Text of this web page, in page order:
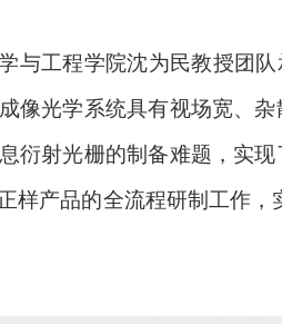
与工程学院沈为民教授团
像光学系统具有视场宽、
衍射光栅的制备难题，实
样产品的全流程研制工作